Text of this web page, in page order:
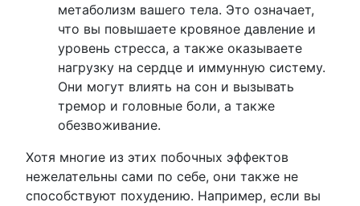
метаболизм вашего тела. Это означает,
что вы повышаете кровяное давление и
уровень стресса, а также оказываете
нагрузку на сердце и иммунную систему.
Они могут влиять на сон и вызывать
тремор и головные боли, а также
обезвоживание.
Хотя многие из этих побочных эффектов
нежелательны сами по себе, они также не
способствуют похудению. Например, если вы